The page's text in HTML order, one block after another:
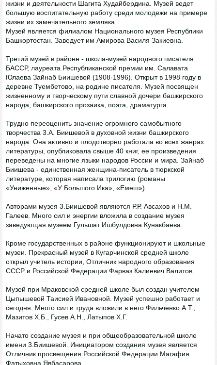
жизни и деятельности Шагита Худайбердина. Музей ведет
большую воспитательную работу среди молодежи на примере
жизни их замечательного земляка.
Музей является филиалом Национального музея Республики
Башкортостан. Заведует им Амирова Василя Закиевна.
Третий музей в районе - школа-музей народного писателя
БАССР, лауреата Республиканской премии им. Салавата
Юлаева Зайнаб Биишевой (1908-1996). Открыт в 1998 году в
деревне Туембетово, на родине писателя. Музей посвящен
жизненному и творческому пути славной дочери башкирского
народа, башкирского прозаика, поэта, драматурга.
Трудно переоценить значение огромного самобытного
творчества 3.А. Биишевой в духовной жизни башкирского
народа. Она активно и плодотворно работала во всех жанрах
литературы, опубликовала свыше 40 книг, ее произведения
переведены на многие языки народов России и мира. Зайнаб
Биишева - единственная женщина-писатель в тюркской
литературе, которая написала трилогию (романы
«Униженные», «У Большого Ика», «Емеш»).
Авторами музея 3.Биишевой являются Р.Р. Авсахов и Н.М.
Галеев. Много сил и энергии вложила в создание музея
заведующая музеем Гульшат Ишбулдовна Кунакбаева.
Кроме государственных в районе функционируют и школьные
музеи. Прекрасный музей в Кугарчинской средней школе
открыл учитель истории, Отличник народного образования
СССР и Российской Федерации Фарваз Калиевич Валитов.
Музей при Мраковской средней школе был создан учителем
Цыпышевой Таисией Ивановной. Музей успешно работает и
сегодня. Много сил и труда вложили в него Фильченко А.Т.,
Мазитов X.Б., Гусев А.Н., Латыпов X.Г.
Начато создание музея и при общеобразовательной школе
имени 3.Биишевой. Инициатором создания музея является
Отличник просвещения Российской Федерации Магафия
Фатыховна Явбасарова.